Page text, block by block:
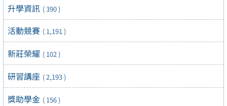
升學資訊 ( 390 )
活動競賽 ( 1,191 )
新莊榮耀 ( 102 )
研習講座 ( 2,193 )
獎助學金 ( 156 )